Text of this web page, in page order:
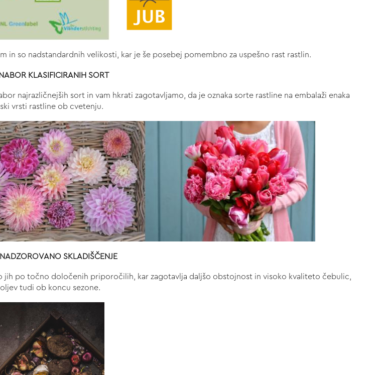
in so nadstandardnih velikosti, kar je še posebej pomembno za uspešno rast rastlin.
KLASIFICIRANIH SORT
najrazličnejših sort in vam hkrati zagotavljamo, da je oznaka sorte rastline na embalaži enaka
vrsti rastline ob cvetenju.
SKLADIŠČENJE
po točno določenih priporočilih, kar zagotavlja daljšo obstojnost in visoko kvaliteto čebulic,
tudi ob koncu sezone.